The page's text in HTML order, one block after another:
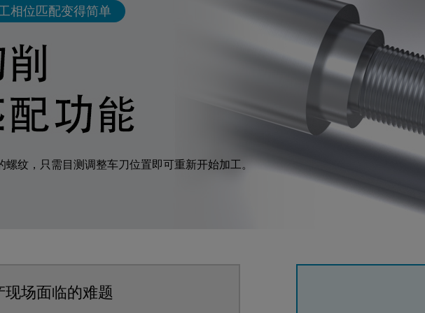
相位匹配变得简单
纹，只需目测调整车刀位置即可重新开始加工。
现场面临的难题